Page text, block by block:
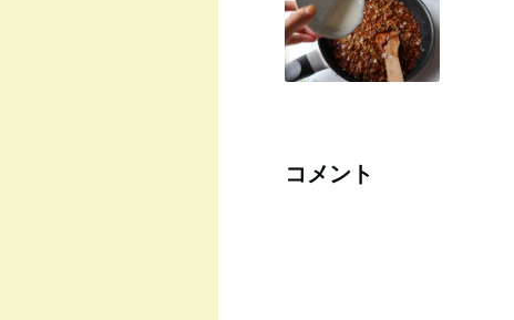
コメント